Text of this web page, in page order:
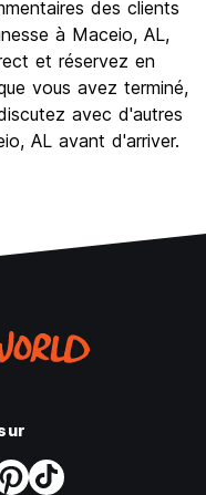
des clients
à Maceio, AL,
et réservez en
vous avez terminé,
avec d'autres
AL avant d'arriver.